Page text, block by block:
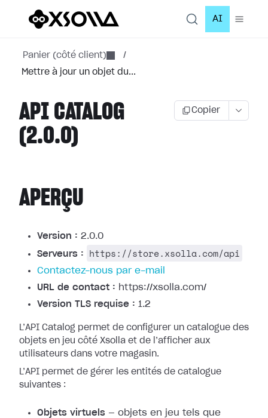
AI
Panier (côté client)
/
Mettre à jour un objet du...
API CATALOG
(2.0.0)
Copier
APERÇU
Version : 2.0.0
Serveurs :
https://store.xsolla.com/api
Contactez-nous par e-mail
URL de contact : https://xsolla.com/
Version TLS requise : 1.2
L’API Catalog permet de configurer un catalogue des
objets en jeu côté Xsolla et de l’afficher aux
utilisateurs dans votre magasin.
L’API permet de gérer les entités de catalogue
suivantes :
Objets virtuels — objets en jeu tels que